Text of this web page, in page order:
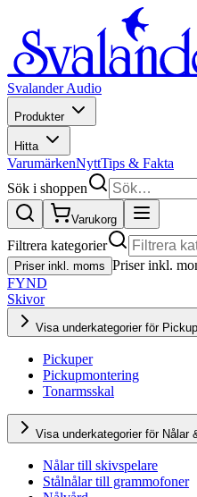
Svalander Audio
Produkter
Hitta
VarumärkenNyttTips & Fakta
Sök i shoppen
Varukorg
Filtrera kategorier
Priser inkl. moms Priser inkl.
FYND
Skivor
Visa underkategorier för
Pickuper
Pickupmontering
Tonarmsskal
Visa underkategorier för Nålar
Nålar till skivspelare
Stålnålar till grammofoner